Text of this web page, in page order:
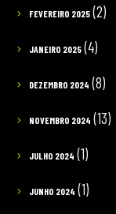
FEVEREIRO 2025(2)
JANEIRO 2025(4)
DEZEMBRO 2024 (8)
NOVEMBRO 2024 (13)
JULHO 2024 (1)
JUNHO 2024 (1)